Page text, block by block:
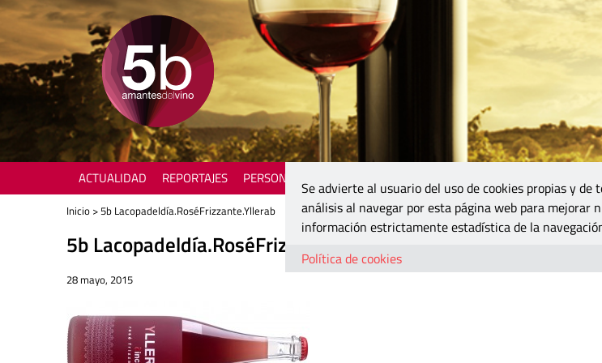
ACTUALIDAD REPORTAJES PERSONAJES
Inicio > 5b Lacopadeldía.RoséFrizzante.Yllerab
5b Lacopadeldía.RoséFrizzante.Yllerab
28 mayo, 2015
Se advierte al usuario del uso de cookies propias y de
análisis al navegar por esta página web para mejorar
información estrictamente estadística de la
Política de cookies